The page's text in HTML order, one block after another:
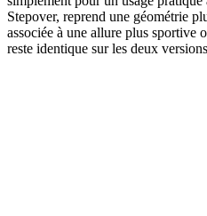
Stepover, reprend une géométrie
associée à une allure plus sportive
reste identique sur les deux